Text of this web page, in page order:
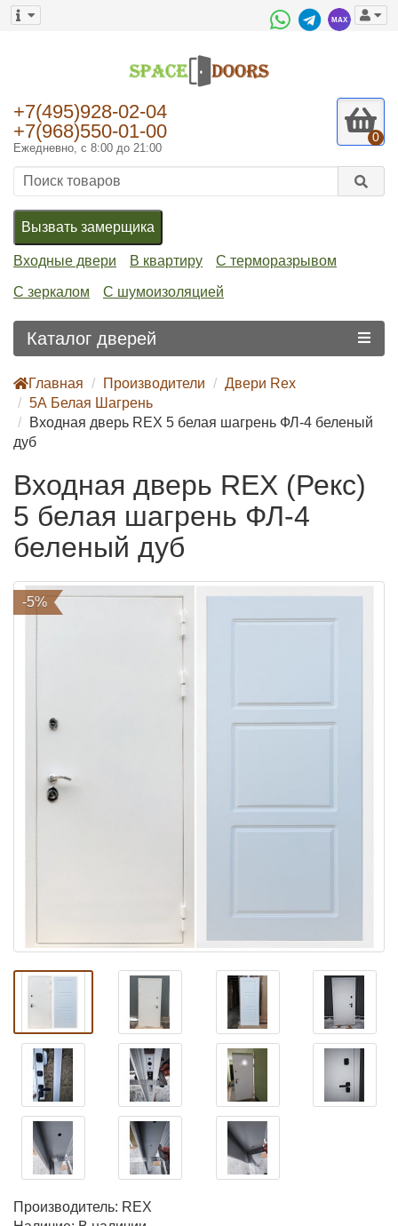
+7(495)928-02-04
+7(968)550-01-00
Ежедневно, с 8:00 до 21:00
0
Вызвать замерщика
Входные двери В квартиру С терморазрывом
С зеркалом С шумоизоляцией
Каталог дверей
Главная Производители
Двери Rex
5А Белая Шагрень
Входная дверь REX 5 белая шагрень ФЛ-4 беленый
дуб
Входная дверь REX (Рекс)
5 белая шагрень ФЛ-4
беленый дуб
-5%
Производитель: REX